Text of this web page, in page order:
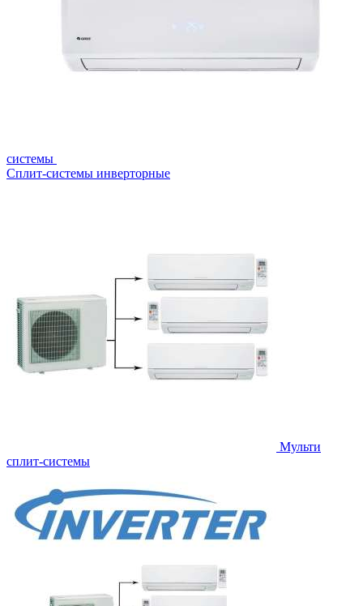
системы
Сплит-системы инверторные
Мульти
сплит-системы